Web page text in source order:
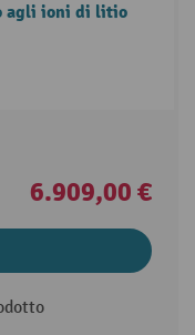
agli ioni di litio
6.909,00 €